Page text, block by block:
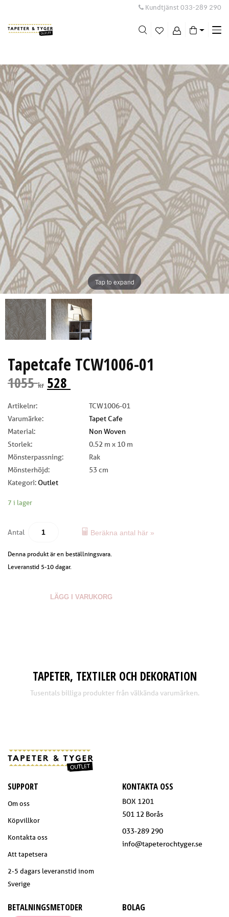
Kundtjänst 033-289 290
Tap to expand
Tapetcafe TCW1006-01
1055kr 528
Artikelnr:
TCW1006-01
Varumärke:
Tapet Cafe
Material:
Non Woven
Storlek:
0.52 m x 10 m
Mönsterpassning:
Rak
Mönsterhöjd:
53 cm
Kategori: Outlet
7 i lager
Antal Beräkna antal här »
Denna produkt är en beställningsvara.
Leveranstid 5-10 dagar.
LÄGG I VARUKORG
TAPETER, TEXTILER OCH DEKORATION
Tusentals billiga produkter från välkända varumärken.
SUPPORT
Om oss
Köpvillkor
Kontakta oss
Att tapetsera
2-5 dagars leveranstid inom
Sverige
KONTAKTA OSS
BOX 1201
501 12 Borås
033-289 290
info@tapeterochtyger.se
BETALNINGSMETODER BOLAG